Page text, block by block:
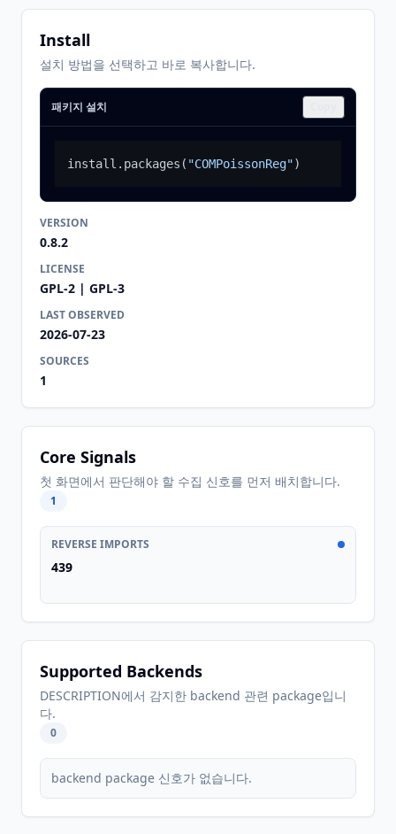
Install
설치 방법을 선택하고 바로 복사합니다.
패키지 설치
install.packages ( "COMPoissonReg")
VERSION
0.8.2
LICENSE
GPL-2 | GPL-3
LAST OBSERVED
2026-07-23
SOURCES
1
Core Signals
첫 화면에서 판단해야 할 수집 신호를 먼저 배치합니다.
1
REVERSE IMPORTS
439
Supported Backends
DESCRIPTION에서 감지한 backend 관련 package입니
다.
0
backend package 신호가 없습니다.